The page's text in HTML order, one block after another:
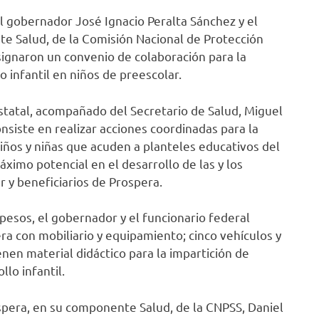
José Ignacio Peralta Sánchez y el
Salud, de la Comisión Nacional de Protección
un convenio de colaboración para la
infantil en niños de preescolar.
acompañado del Secretario de Salud, Miguel
en realizar acciones coordinadas para la
y niñas que acuden a planteles educativos del
potencial en el desarrollo de las y los
y beneficiarios de Prospera.
el gobernador y el funcionario federal
con mobiliario y equipamiento; cinco vehículos y
material didáctico para la impartición de
infantil.
en su componente Salud, de la CNPSS, Daniel